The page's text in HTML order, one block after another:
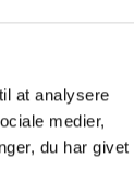
at analysere
medier,
du har givet
dig
opdateres på,